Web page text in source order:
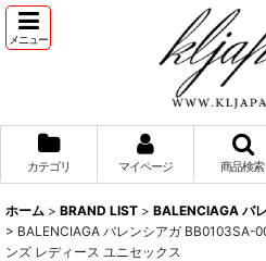
メニュー
カテゴリ マイページ 商品検索
ホーム > BRAND LIST > BALENCIAGA バ
> BALENCIAGA バレンシアガ BB0103SA-
ンズ レディース ユニセックス